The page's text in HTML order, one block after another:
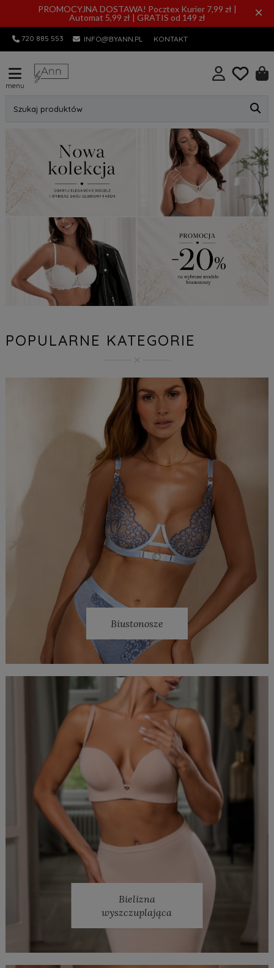
PROMOCYJNA DOSTAWA! Pocztex Kurier 7,99 zł |
Automat 5,99 zł | GRATIS od 149 zł
×
720 885 553 INFO@BYANN.PL KONTAKT
menu
Szukaj produktów
POPULARNE KATEGORIE
Biustonosze
Bielizna
wyszczuplająca